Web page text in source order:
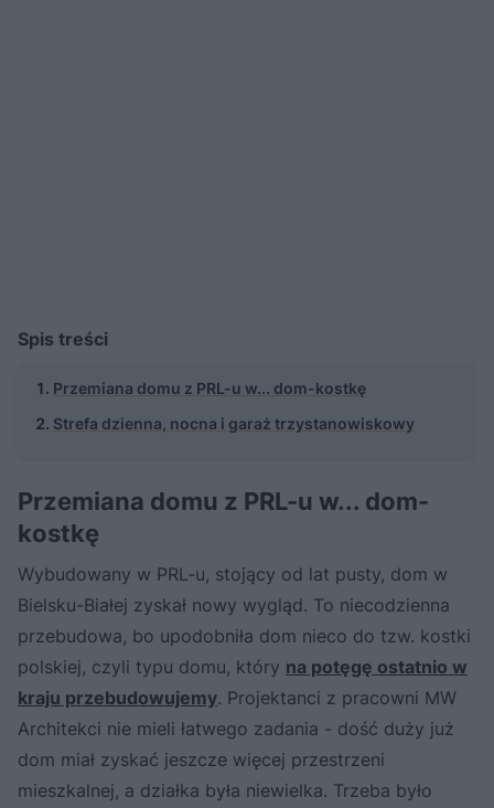
Spis treści
Przemiana domu z PRL-u w... dom-kostkę
Strefa dzienna, nocna i garaż trzystanowiskowy
Przemiana domu z PRL-u w... dom-
kostkę
Wybudowany w PRL-u, stojący od lat pusty, dom w
Bielsku-Białej zyskał nowy wygląd. To niecodzienna
przebudowa, bo upodobniła dom nieco do tzw. kostki
polskiej, czyli typu domu, który na potęgę ostatnio w
kraju przebudowujemy. Projektanci z pracowni MW
Architekci nie mieli łatwego zadania - dość duży już
dom miał zyskać jeszcze więcej przestrzeni
mieszkalnej, a działka była niewielka. Trzeba było